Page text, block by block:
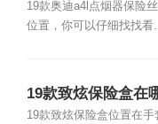
19款奥迪a4l点烟器保险
位置，你可以仔细找找看
19款致炫保险盒在
19款致炫保险盒位置在